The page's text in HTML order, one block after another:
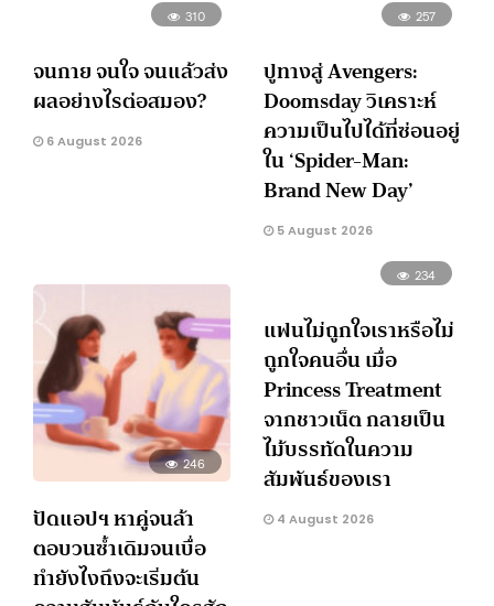
310
จนกาย จนใจ จนแล้วส่ง
ผลอย่างไรต่อสมอง?
6 August 2026
257
ปูทางสู่ Avengers:
Doomsday วิเคราะห์
ความเป็นไปได้ที่ซ่อนอยู่
ใน ‘Spider-Man:
Brand New Day’
5 August 2026
246
ปัดแอปฯ หาคู่จนล้า
ตอบวนซ้ำเดิมจนเบื่อ
ทำยังไงถึงจะเริ่มต้น
234
แฟนไม่ถูกใจเราหรือไม่
ถูกใจคนอื่น เมื่อ
Princess Treatment
จากชาวเน็ต กลายเป็น
ไม้บรรทัดในความ
สัมพันธ์ของเรา
4 August 2026